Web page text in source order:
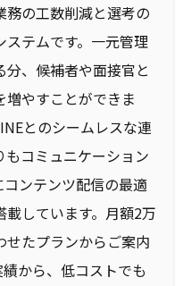
務の工数削減と選考の
テムです。一元管理
、候補者や面接官と
やすことができま
とのシームレスな連
コミュニケーション
ンテンツ配信の最適
しています。月額2万
せたプランからご案内
から、低コストでも